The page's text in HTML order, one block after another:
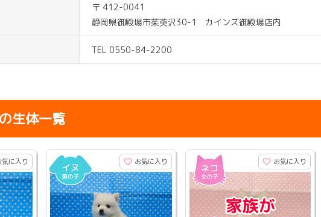
〒 412-0041
静岡県御殿場市茱萸沢30-1 カインズ御殿場店内
TEL 0550-84-2200
生体一覧
気に入り お気に入り お気に入り